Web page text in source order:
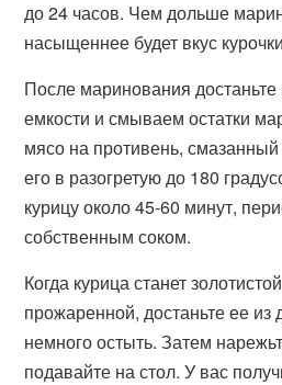
до 24 часов. Чем дольше
насыщеннее будет вкус
После маринования достаньте
емкости и смываем остатки
мясо на противень,
его в разогретую до 180
курицу около 45-60 минут,
собственным соком.
Когда курица станет
прожаренной, достаньте ее из
немного остыть. Затем
подавайте на стол. У вас